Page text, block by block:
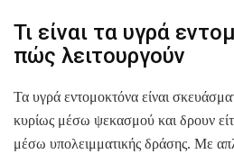
Τι είναι τα υγρά
πώς λειτουργούν
Τα υγρά εντομοκτόνα είναι
κυρίως μέσω ψεκασμού και δρουν
μέσω υπολειμματικής δράσης. Με